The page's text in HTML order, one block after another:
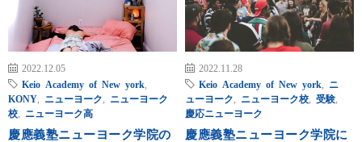
2022.12.05
Keio Academy of New york
KONY
ニューヨーク
ニューヨーク
校
ニューヨーク高
慶應義塾ニューヨーク学院の
2022.11.28
Keio Academy of New york
ニ
ューヨーク
ニューヨーク校 受験
慶応ニューヨーク
慶應義塾ニューヨーク学院に